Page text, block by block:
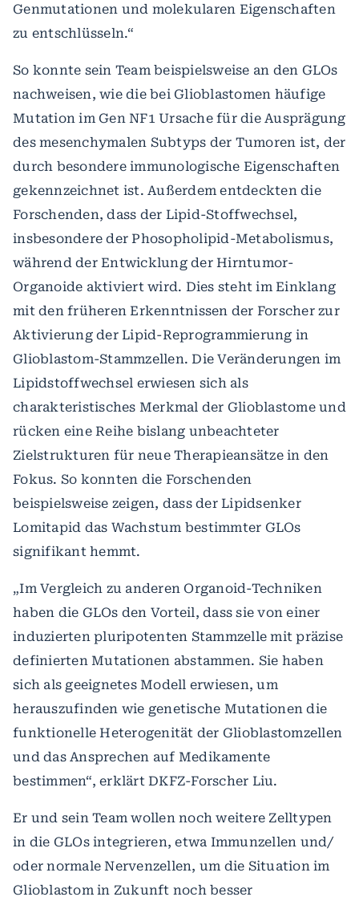
Genmutationen und molekularen Eigenschaften
zu entschlüsseln.“
So konnte sein Team beispielsweise an den GLOs
nachweisen, wie die bei Glioblastomen häufige
Mutation im Gen NF1 Ursache für die Ausprägung
des mesenchymalen Subtyps der Tumoren ist, der
durch besondere immunologische Eigenschaften
gekennzeichnet ist. Außerdem entdeckten die
Forschenden, dass der Lipid-Stoffwechsel,
insbesondere der Phosopholipid-Metabolismus,
während der Entwicklung der Hirntumor-
Organoide aktiviert wird. Dies steht im Einklang
mit den früheren Erkenntnissen der Forscher zur
Aktivierung der Lipid-Reprogrammierung in
Glioblastom-Stammzellen. Die Veränderungen im
Lipidstoffwechsel erwiesen sich als
charakteristisches Merkmal der Glioblastome und
rücken eine Reihe bislang unbeachteter
Zielstrukturen für neue Therapieansätze in den
Fokus. So konnten die Forschenden
beispielsweise zeigen, dass der Lipidsenker
Lomitapid das Wachstum bestimmter GLOs
signifikant hemmt.
„Im Vergleich zu anderen Organoid-Techniken
haben die GLOs den Vorteil, dass sie von einer
induzierten pluripotenten Stammzelle mit präzise
definierten Mutationen abstammen. Sie haben
sich als geeignetes Modell erwiesen, um
herauszufinden wie genetische Mutationen die
funktionelle Heterogenität der Glioblastomzellen
und das Ansprechen auf Medikamente
bestimmen“, erklärt DKFZ-Forscher Liu.
Er und sein Team wollen noch weitere Zelltypen
in die GLOs integrieren, etwa Immunzellen und/
oder normale Nervenzellen, um die Situation im
Glioblastom in Zukunft noch besser